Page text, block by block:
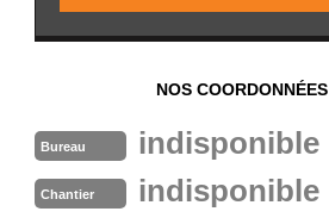
NOS COORDONNÉES
Bureau indisponible
Chantier indisponible